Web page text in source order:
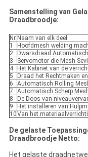
Samenstelling van
Draadbroodje:
Nr. Naam van elk deel
1
Hoofdmesh welding
2
Dwarsdraad
3
Servomotor die Mesh
4
Het Kabinet van de
5
Draad het Rechtmaken
6
Automatisch Rolling
7
Automatisch Scherp
8
De Doos van
9
Het installeren van
10Van het
De gelaste
Draadbroodje Netto:
Het gelaste